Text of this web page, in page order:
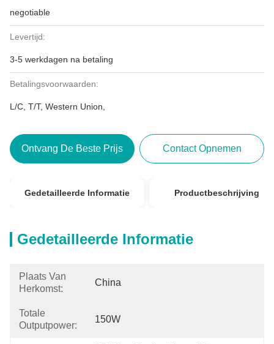
negotiable
Levertijd:
3-5 werkdagen na betaling
Betalingsvoorwaarden:
L/C, T/T, Western Union,
Ontvang De Beste Prijs Contact Opnemen
Gedetailleerde Informatie Productbeschrijving
Gedetailleerde Informatie
Plaats Van
Herkomst:
China
Totale
Outputpower:
150W